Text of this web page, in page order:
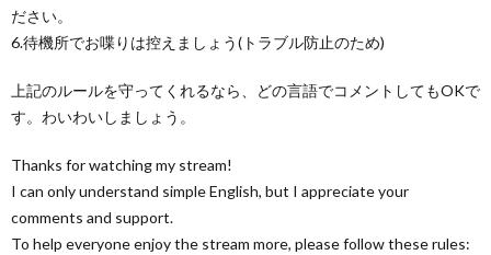
ださい。
6.待機所でお喋りは控えましょう(トラブル防止のため)
上記のルールを守ってくれるなら、どの言語でコメントしてもOKで
す。わいわいしましょう。
Thanks for watching my stream!
I can only understand simple English, but I appreciate your
comments and support.
To help everyone enjoy the stream more, please follow these rules: